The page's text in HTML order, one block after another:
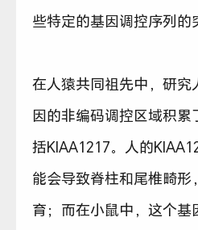
些特定的基因调控序列的
在人猿共同祖先中，研究
因的非编码调控区域积
括KIAA1217。人的
能会导致脊柱和尾椎畸形
育；而在小鼠中，这个基